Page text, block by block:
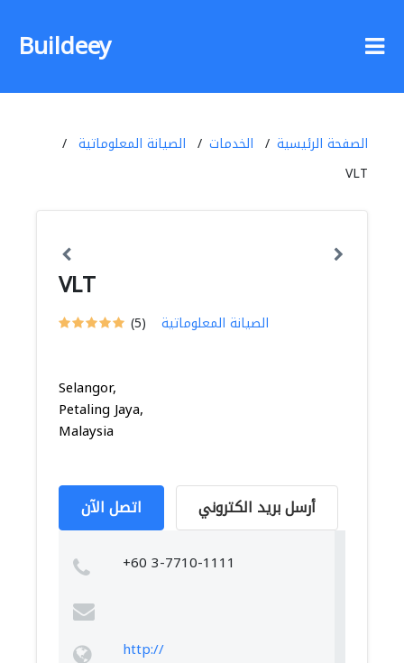
Buildeey
الصفحة الرئيسية الخدمات
الصيانة المعلوماتية
VLT
VLT
(5) الصيانة المعلوماتية
Selangor,
Petaling Jaya,
Malaysia
اتصل الآن أرسل بريد الكتروني
+60 3-7710-1111
http://